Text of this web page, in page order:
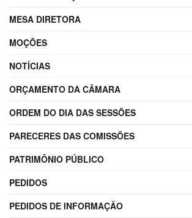
MESA DIRETORA
MOÇÕES
NOTÍCIAS
ORÇAMENTO DA CÂMARA
ORDEM DO DIA DAS SESSÕES
PARECERES DAS COMISSÕES
PATRIMÔNIO PÚBLICO
PEDIDOS
PEDIDOS DE INFORMAÇÃO